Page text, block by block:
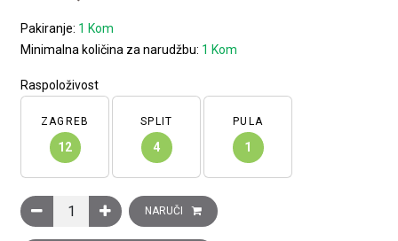
Pakiranje: 1 Kom
Minimalna količina za narudžbu: 1 Kom
Raspoloživost
ZAGREB
12
SPLIT
4
PULA
1
Dodatni pol, M2, 63A količina
NARUČI